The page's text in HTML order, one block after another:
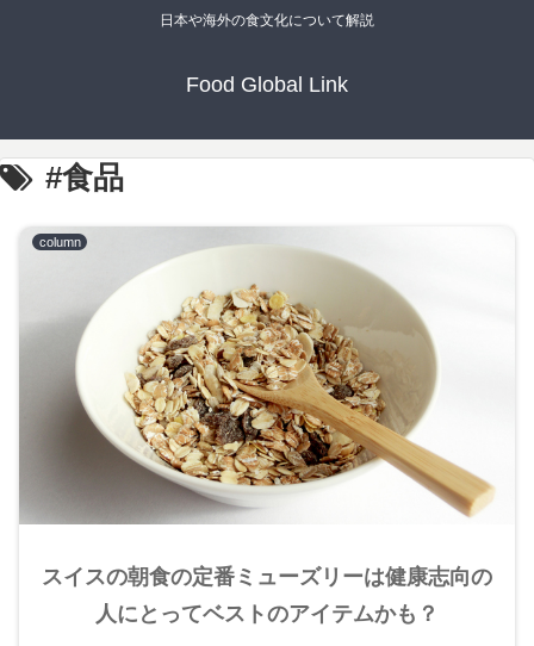
日本や海外の食文化について解説
Food Global Link
#食品
column
スイスの朝食の定番ミューズリーは健康志向の
人にとってベストのアイテムかも？